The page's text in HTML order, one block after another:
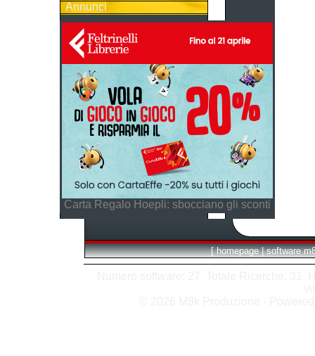
Annunci
Carta Regalo Hoepli: sbocciano gli sconti
[ homepage | software